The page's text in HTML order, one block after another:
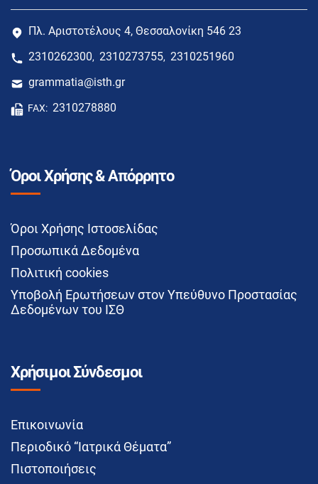
Πλ. Αριστοτέλους 4, Θεσσαλονίκη 546 23
2310262300, 2310273755, 2310251960
grammatia@isth.gr
FAX: 2310278880
Όροι Χρήσης & Απόρρητο
Όροι Χρήσης Ιστοσελίδας
Προσωπικά Δεδομένα
Πολιτική cookies
Υποβολή Ερωτήσεων στον Υπεύθυνο Προστασίας
Δεδομένων του ΙΣΘ
Χρήσιμοι Σύνδεσμοι
Επικοινωνία
Περιοδικό “Ιατρικά Θέματα”
Πιστοποιήσεις